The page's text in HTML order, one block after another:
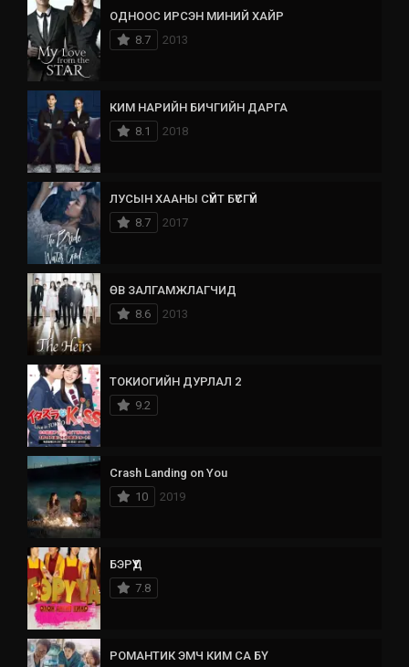
ОДНООС ИРСЭН МИНИЙ ХАЙР
8.7
2013
КИМ НАРИЙН БИЧГИЙН ДАРГА
8.1
2018
ЛУСЫН ХААНЫ СҮЙТ БҮСГҮЙ
8.7
2017
ӨВ ЗАЛГАМЖЛАГЧИД
8.6
2013
ТОКИОГИЙН ДУРЛАЛ 2
9.2
Crash Landing on You
10
2019
БЭРҮҮД
7.8
РОМАНТИК ЭМЧ КИМ СА БҮ